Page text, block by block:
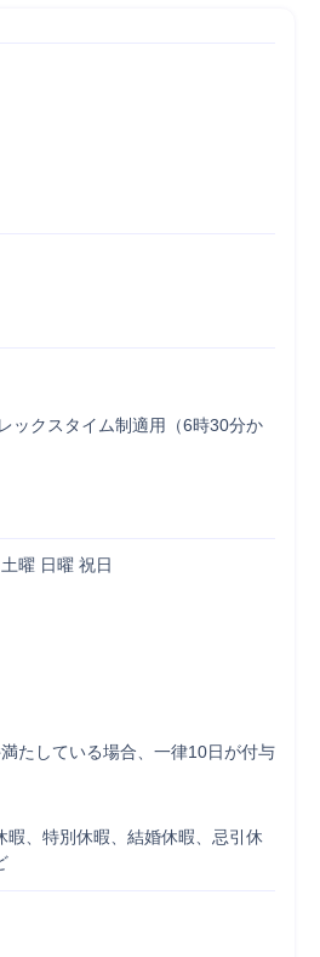
ックスタイム制適用（6時30分か
曜 日曜 祝日
たしている場合、一律10日が付与
暇、特別休暇、結婚休暇、忌引休